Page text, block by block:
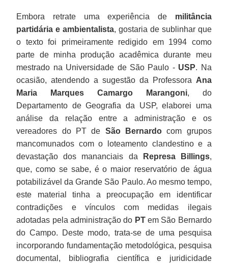
Embora retrate uma experiência de militância
partidária e ambientalista, gostaria de sublinhar que
o texto foi primeiramente redigido em 1994 como
parte de minha produção acadêmica durante meu
mestrado na Universidade de São Paulo - USP. Na
ocasião, atendendo a sugestão da Professora Ana
Maria Marques Camargo Marangoni, do
Departamento de Geografia da USP, elaborei uma
análise da relação entre a administração e os
vereadores do PT de São Bernardocom grupos
mancomunados com o loteamento clandestino e a
devastação dos mananciais da
Represa Billings,
que, como se sabe, é o maior reservatório de água
potabilizável da Grande São Paulo. Ao mesmo tempo,
este material tinha a preocupação em identificar
contradições e vínculos com medidas ilegais
adotadas pela administração do PTem São Bernardo
do Campo. Deste modo, trata-se de uma pesquisa
incorporando fundamentação metodológica, pesquisa
documental, bibliografia científica e juridicidade